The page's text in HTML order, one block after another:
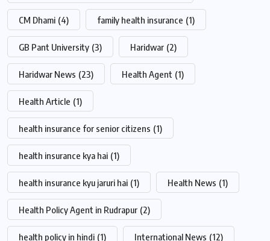
CM Dhami (4) family health insurance (1)
GB Pant University (3) Haridwar (2)
Haridwar News (23) Health Agent (1)
Health Article (1)
health insurance for senior citizens (1)
health insurance kya hai (1)
health insurance kyu jaruri hai (1) Health News (1)
Health Policy Agent in Rudrapur (2)
health policy in hindi (1) International News (12)